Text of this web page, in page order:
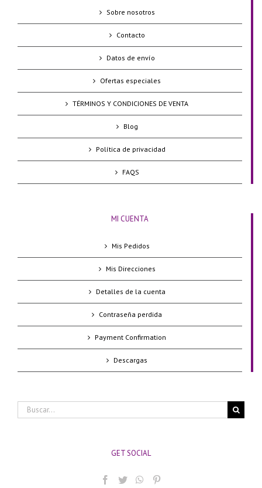
Sobre nosotros
Contacto
Datos de envío
Ofertas especiales
TÉRMINOS Y CONDICIONES DE VENTA
Blog
Política de privacidad
FAQS
MI CUENTA
Mis Pedidos
Mis Direcciones
Detalles de la cuenta
Contraseña perdida
Payment Confirmation
Descargas
Buscar:
GET SOCIAL